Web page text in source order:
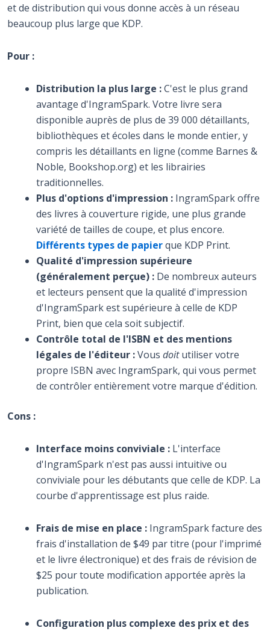
et de distribution qui vous donne accès à un réseau
beaucoup plus large que KDP.
Pour :
Distribution la plus large :C'est le plus grand
avantage d'IngramSpark. Votre livre sera
disponible auprès de plus de 39 000 détaillants,
bibliothèques et écoles dans le monde entier, y
compris les détaillants en ligne (comme Barnes &
Noble, Bookshop.org) et les librairies
traditionnelles.
Plus d'options d'impression : IngramSpark offre
des livres à couverture rigide, une plus grande
variété de tailles de coupe, et plus encore.
Différents types de papierque KDP Print.
Qualité d'impression supérieure
(généralement perçue) : De nombreux auteurs
et lecteurs pensent que la qualité d'impression
d'IngramSpark est supérieure à celle de KDP
Print, bien que cela soit subjectif.
Contrôle total de l'ISBN et des mentions
légales de l'éditeur :Vous doitutiliser votre
propre ISBN avec IngramSpark, qui vous permet
de contrôler entièrement votre marque d'édition.
Cons :
Interface moins conviviale : L'interface
d'IngramSpark n'est pas aussi intuitive ou
conviviale pour les débutants que celle de KDP. La
courbe d'apprentissage est plus raide.
Frais de mise en place : IngramSpark facture des
frais d'installation de $49 par titre (pour l'imprimé
et le livre électronique) et des frais de révision de
$25 pour toute modification apportée après la
publication.
Configuration plus complexe des prix et des